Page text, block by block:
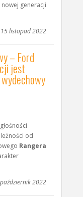
generacji
listopad 2022
– Ford
jest
od
Rangera
2022